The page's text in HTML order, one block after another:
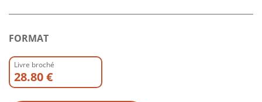
FORMAT
Livre broché
28.80 €